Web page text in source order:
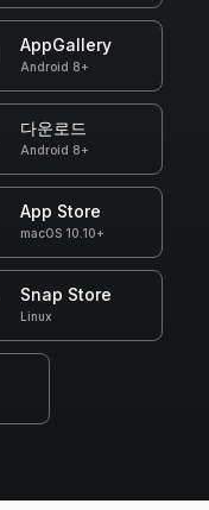
AppGallery
Android 8+
다운로드
Android 8+
App Store
macOS 10.10+
Snap Store
Linux